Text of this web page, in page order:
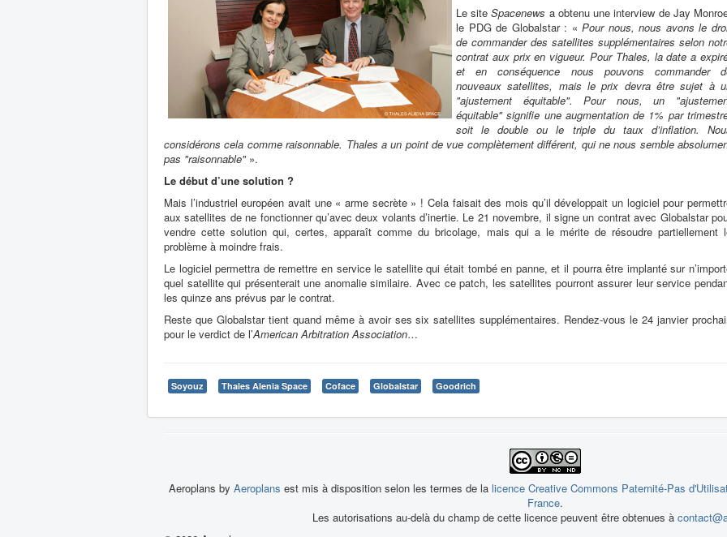
Le siteSpacenews a obtenu une interview de Jay
le PDG de Globalstar : «Pour nous, nous avons le
de commander des satellites supplémentaires selon
contrat aux prix en vigueur. Pour Thales, la date a
et en conséquence nous pouvons commander
nouveaux satellites, mais le prix devra être sujet à
"ajustement équitable". Pour nous, un
équitable" signifie une augmentation de 1% par
soit le double ou le triple du taux d’inflation.
considérons cela comme raisonnable. Thales a un point de vue complètement différent, qui ne nous semble
pas "raisonnable"».
Le début d’une solution ?
Mais l’industriel européen avait une « arme secrète » ! Cela faisait des mois qu’il développait un logiciel pour
aux satellites de ne fonctionner qu’avec deux volants d’inertie. Le 21 novembre, il signe un contrat avec Globalstar
vendre cette solution qui, certes, apparaît comme du bricolage, mais qui a le mérite de résoudre partiellement
problème à moindre frais.
Le logiciel permettra de remettre en service le satellite qui était tombé en panne, et il pourra être implanté sur
quel satellite qui présenterait une anomalie similaire. Avec ce patch, les satellites pourront assurer leur service
les quinze ans prévus par le contrat.
Reste que Globalstar tient quand même à avoir ses six satellites supplémentaires. Rendez-vous le 24 janvier
pour le verdict de l’American Arbitration Association…
Soyouz Thales Alenia Space Coface Globalstar Goodrich
Aeroplans by Aeroplans est mis à disposition selon les termes de la licence Creative Commons Paternité-Pas
France.
Les autorisations au-delà du champ de cette licence peuvent être obtenues à